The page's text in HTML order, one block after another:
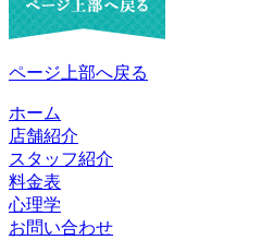
ページ上部へ戻る
ホーム
店舗紹介
スタッフ紹介
料金表
心理学
お問い合わせ